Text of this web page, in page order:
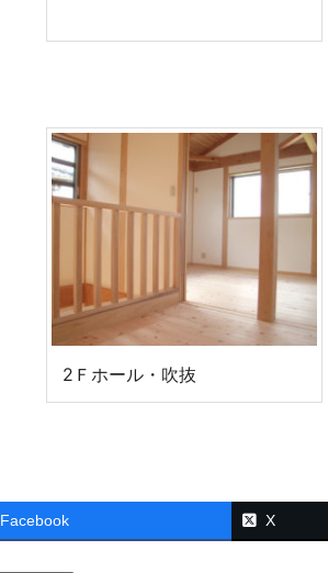
2Ｆホール・吹抜
Facebook X